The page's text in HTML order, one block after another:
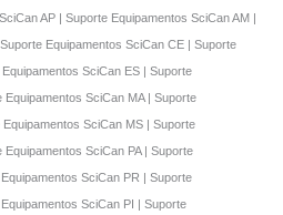
AP | Suporte Equipamentos SciCan AM |
Equipamentos SciCan CE | Suporte
SciCan ES | Suporte
SciCan MA | Suporte
SciCan MS | Suporte
SciCan PA | Suporte
SciCan PR | Suporte
SciCan PI | Suporte